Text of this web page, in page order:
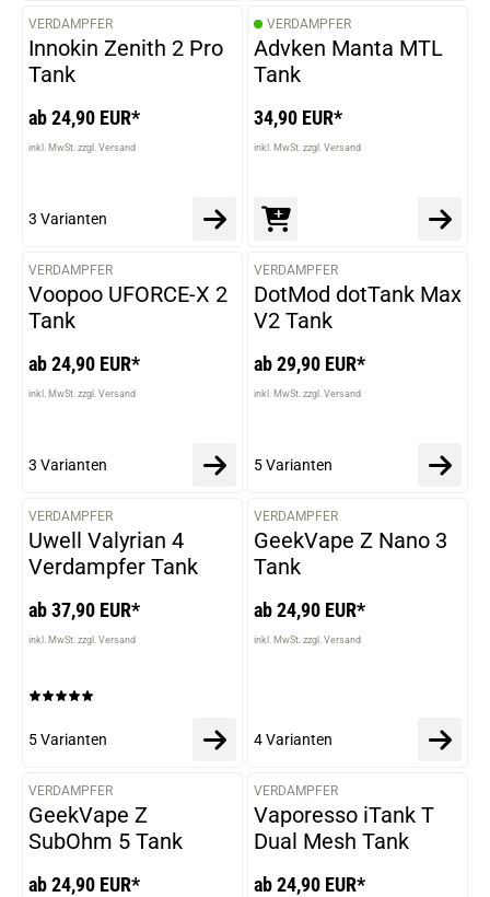
VERDAMPFER
Innokin Zenith 2 Pro
Tank
ab 24,90 EUR*
inkl. MwSt. zzgl. Versand
3 Varianten
VERDAMPFER
Advken Manta MTL
Tank
34,90 EUR*
inkl. MwSt. zzgl. Versand
VERDAMPFER
Voopoo UFORCE-X 2
Tank
ab 24,90 EUR*
inkl. MwSt. zzgl. Versand
3 Varianten
VARIANTEN
VERDAMPFER
DotMod dotTank Max
V2 Tank
ab 29,90 EUR*
inkl. MwSt. zzgl. Versand
5 Varianten
VERDAMPFER
Uwell Valyrian 4
Verdampfer Tank
ab 37,90 EUR*
inkl. MwSt. zzgl. Versand
5 Varianten
VERDAMPFER
GeekVape Z Nano 3
Tank
ab 24,90 EUR*
inkl. MwSt. zzgl. Versand
4 Varianten
VERDAMPFER
GeekVape Z
SubOhm 5 Tank
ab 24,90 EUR*
VARIANTEN
VERDAMPFER
Vaporesso iTank T
Dual Mesh Tank
ab 24,90 EUR*